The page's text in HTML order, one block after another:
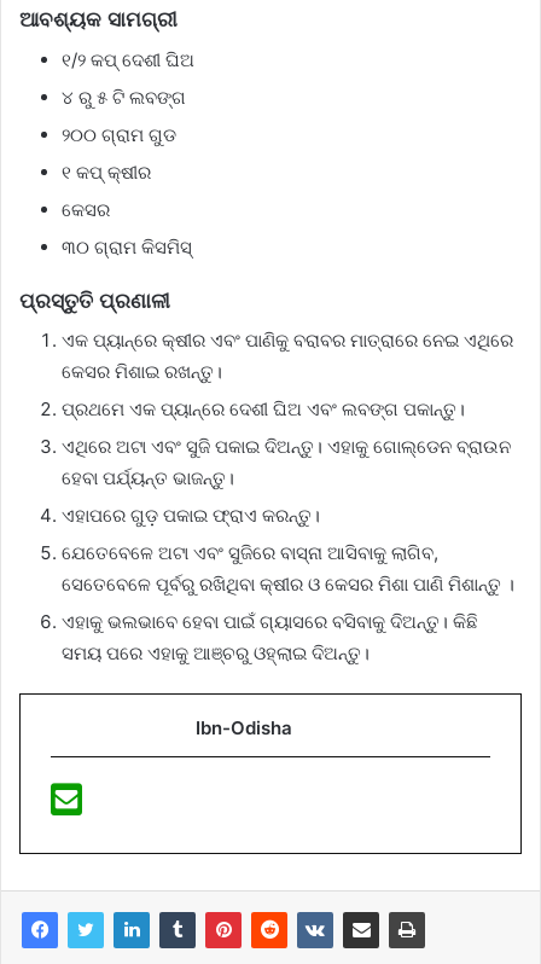
ଆବଶ୍ୟକ ସାମଗ୍ରୀ
୧/୨ କପ୍ ଦେଶୀ ଘିଅ
୪ ରୁ ୫ ଟି ଲବଙ୍ଗ
୨୦୦ ଗ୍ରାମ ଗୁଡ
୧ କପ୍ କ୍ଷୀର
କେସର
୩୦ ଗ୍ରାମ କିସମିସ୍
ପ୍ରସ୍ତୁତି ପ୍ରଣାଳୀ
ଏକ ପ୍ୟାନ୍‌ରେ କ୍ଷୀର ଏବଂ ପାଣିକୁ ବରାବର ମାତ୍ରାରେ ନେଇ ଏଥିରେ
କେସର ମିଶାଇ ରଖନ୍ତୁ।
ପ୍ରଥମେ ଏକ ପ୍ୟାନ୍‌ରେ ଦେଶୀ ଘିଅ ଏବଂ ଲବଙ୍ଗ ପକାନ୍ତୁ।
ଏଥିରେ ଅଟା ଏବଂ ସୁଜି ପକାଇ ଦିଅନ୍ତୁ। ଏହାକୁ ଗୋଲ୍‌ଡେନ ବ୍ରାଉନ
ହେବା ପର୍ଯ୍ୟନ୍ତ ଭାଜନ୍ତୁ।
ଏହାପରେ ଗୁଡ଼ ପକାଇ ଫ୍ରାଏ କରନ୍ତୁ।
ଯେତେବେଳେ ଅଟା ଏବଂ ସୁଜିରେ ବାସ୍ନା ଆସିବାକୁ ଲାଗିବ,
ସେତେବେଳେ ପୂର୍ବରୁ ରଖିଥିବା କ୍ଷୀର ଓ କେସର ମିଶା ପାଣି ମିଶାନ୍ତୁ ।
ଏହାକୁ ଭଲଭାବେ ହେବା ପାଇଁ ଗ୍ୟାସରେ ବସିବାକୁ ଦିଅନ୍ତୁ। କିଛି
ସମୟ ପରେ ଏହାକୁ ଆଞ୍ଚରୁ ଓହ୍ଲାଇ ଦିଅନ୍ତୁ।
Ibn-Odisha